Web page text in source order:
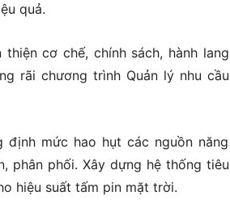
quả.
cơ chế, chính sách, hành lang
rãi chương trình Quản lý nhu cầu
mức hao hụt các nguồn năng
phân phối. Xây dựng hệ thống tiêu
hiệu suất tấm pin mặt trời.